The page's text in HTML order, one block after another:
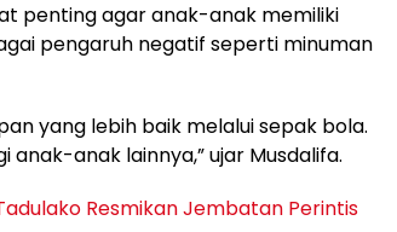
penting agar anak-anak memiliki
pengaruh negatif seperti minuman
yang lebih baik melalui sepak bola.
anak lainnya,” ujar Musdalifa.
Resmikan Jembatan Perintis